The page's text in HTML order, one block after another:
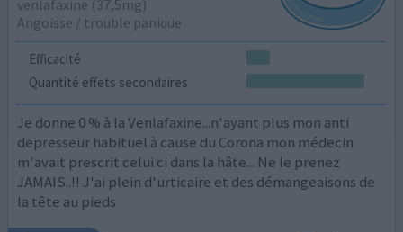
venlafaxine (37,5mg)
Angoisse / trouble panique
Efficacité
Quantité effets secondaires
Je donne 0 % à la Venlafaxine...n'ayant plus mon anti
depresseur habituel à cause du Corona mon médecin
m'avait prescrit celui ci dans la hâte... Ne le prenez
JAMAIS..!! J'ai plein d'urticaire et des démangeaisons de
la tête au pieds